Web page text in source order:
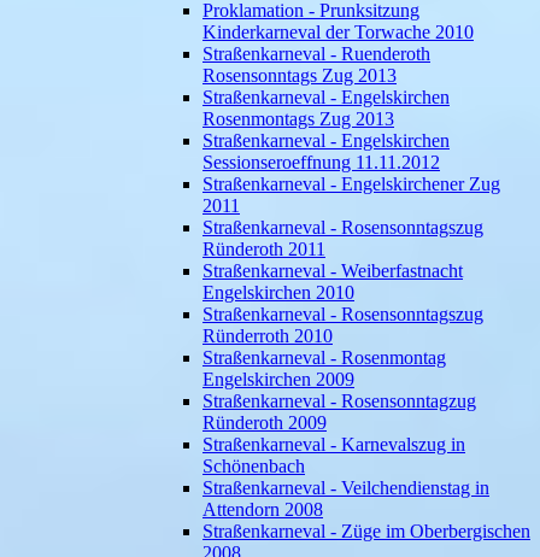
Proklamation - Prunksitzung
Kinderkarneval der Torwache 2010
Straßenkarneval - Ruenderoth
Rosensonntags Zug 2013
Straßenkarneval - Engelskirchen
Rosenmontags Zug 2013
Straßenkarneval - Engelskirchen
Sessionseroeffnung 11.11.2012
Straßenkarneval - Engelskirchener Zug
2011
Straßenkarneval - Rosensonntagszug
Ründeroth 2011
Straßenkarneval - Weiberfastnacht
Engelskirchen 2010
Straßenkarneval - Rosensonntagszug
Ründerroth 2010
Straßenkarneval - Rosenmontag
Engelskirchen 2009
Straßenkarneval - Rosensonntagzug
Ründeroth 2009
Straßenkarneval - Karnevalszug in
Schönenbach
Straßenkarneval - Veilchendienstag in
Attendorn 2008
Straßenkarneval - Züge im Oberbergischen